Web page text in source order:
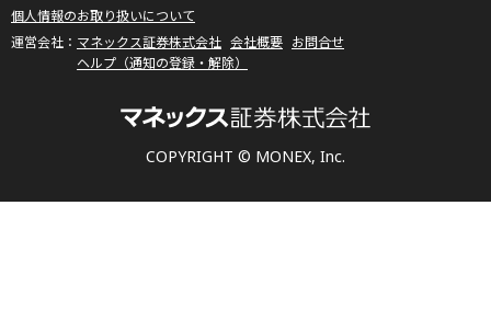
COPYRIGHT © MONEX, Inc.
個人情報のお取り扱いについて
マネックス証券株式会社 会社概要 お問合せ
ヘルプ（通知の登録・解除）